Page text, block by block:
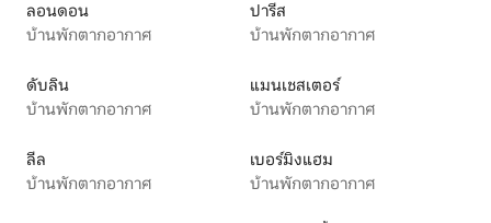
ลอนดอน
บ้านพักตากอากาศ
ปารีส
บ้านพักตากอากาศ
ดับลิน
บ้านพักตากอากาศ
แมนเชสเตอร์
บ้านพักตากอากาศ
ลีล
บ้านพักตากอากาศ
เบอร์มิงแฮม
บ้านพักตากอากาศ